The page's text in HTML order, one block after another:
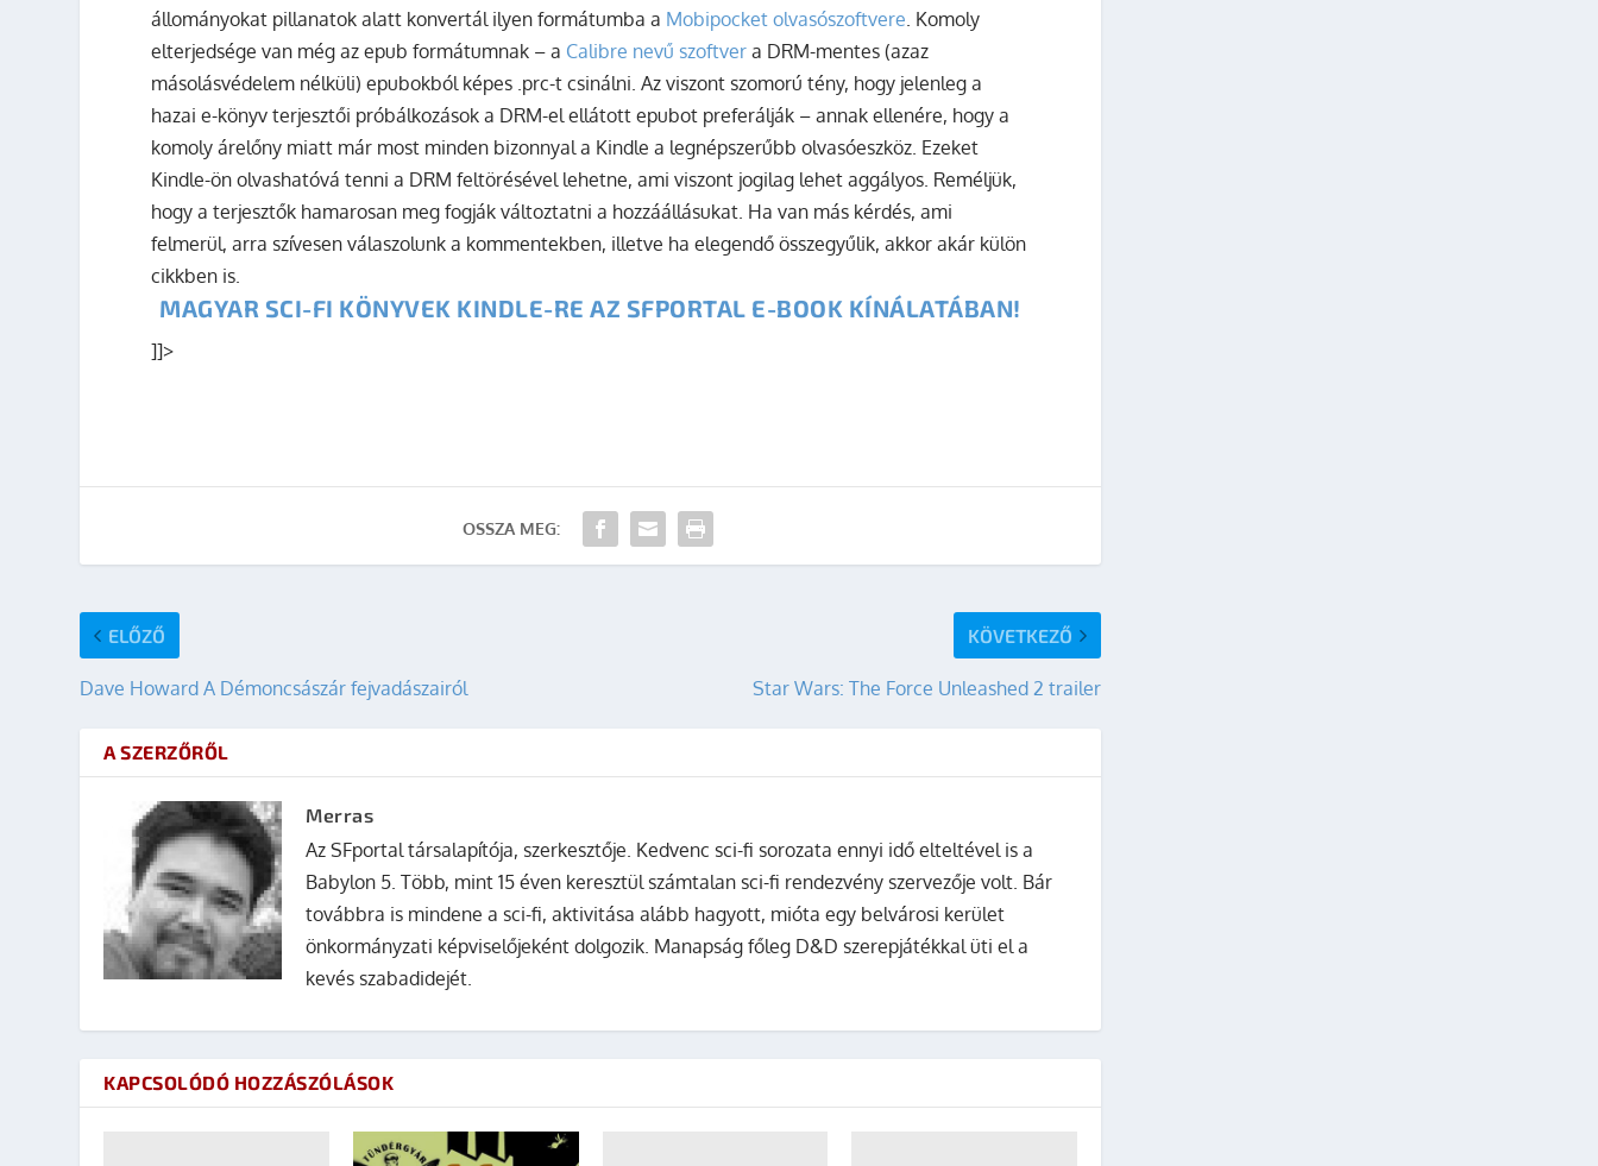
állományokat pillanatok alatt konvertál ilyen formátumba a Mobipocket olvasószoftvere . Komoly
elterjedsége van még az epub formátumnak – a Calibre nevű szoftver a DRM-mentes (azaz
másolásvédelem nélküli) epubokból képes .prc-t csinálni. Az viszont szomorú tény, hogy jelenleg a
hazai e-könyv terjesztői próbálkozások a DRM-el ellátott epubot preferálják – annak ellenére, hogy a
komoly árelőny miatt már most minden bizonnyal a Kindle a legnépszerűbb olvasóeszköz. Ezeket
Kindle-ön olvashatóvá tenni a DRM feltörésével lehetne, ami viszont jogilag lehet aggályos. Reméljük,
hogy a terjesztők hamarosan meg fogják változtatni a hozzáállásukat. Ha van más kérdés, ami
felmerül, arra szívesen válaszolunk a kommentekben, illetve ha elegendő összegyűlik, akkor akár külön
cikkben is.
MAGYAR SCI-FI KÖNYVEK KINDLE-RE AZ SFPORTAL E-BOOK KÍNÁLATÁBAN!
]]>
OSSZA MEG:
ELŐZŐ
Dave Howard A Démoncsászár fejvadászairól
KÖVETKEZŐ
Star Wars: The Force Unleashed 2 trailer
A SZERZŐRŐL
Merras
Az SFportal társalapítója, szerkesztője. Kedvenc sci-fi sorozata ennyi idő elteltével is a
Babylon 5. Több, mint 15 éven keresztül számtalan sci-fi rendezvény szervezője volt. Bár
továbbra is mindene a sci-fi, aktivitása alább hagyott, mióta egy belvárosi kerület
önkormányzati képviselőjeként dolgozik. Manapság főleg D&D szerepjátékkal üti el a
kevés szabadidejét.
KAPCSOLÓDÓ HOZZÁSZÓLÁSOK